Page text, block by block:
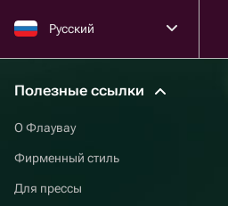
Русский
Полезные ссылки
О Флаувау
Фирменный стиль
Для прессы